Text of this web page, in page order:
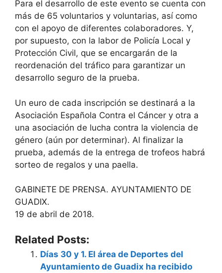
Para el desarrollo de este evento se cuenta con
más de 65 voluntarios y voluntarias, así como
con el apoyo de diferentes colaboradores. Y,
por supuesto, con la labor de Policía Local y
Protección Civil, que se encargarán de la
reordenación del tráfico para garantizar un
desarrollo seguro de la prueba.
Un euro de cada inscripción se destinará a la
Asociación Española Contra el Cáncer y otra a
una asociación de lucha contra la violencia de
género (aún por determinar). Al finalizar la
prueba, además de la entrega de trofeos habrá
sorteo de regalos y una paella.
GABINETE DE PRENSA. AYUNTAMIENTO DE
GUADIX.
19 de abril de 2018.
Related Posts:
Días 30 y 1. El área de Deportes del
Ayuntamiento de Guadix ha recibido